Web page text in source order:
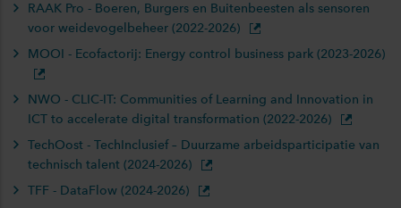
RAAK Pro - Boeren, Burgers en Buitenbeesten als sensoren
voor weidevogelbeheer (2022-2026)
MOOI - Ecofactorij: Energy control business park (2023-2026)
NWO - CLIC-IT: Communities of Learning and Innovation in
ICT to accelerate digital transformation (2022-2026)
TechOost - TechInclusief – Duurzame arbeidsparticipatie van
technisch talent (2024-2026)
TFF - DataFlow (2024-2026)